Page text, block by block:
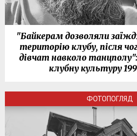
"Байкерам дозволяли
територію клубу, після
дівчат навколо
клубну культуру
ФОТОПОГЛЯД